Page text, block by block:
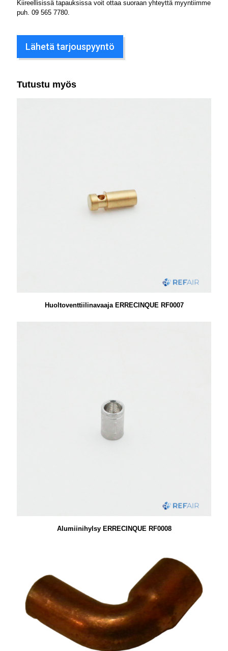
Kiireellisissä tapauksissa voit ottaa suoraan yhteyttä myyntiimme
puh. 09 565 7780
Lähetä tarjouspyyntö
Tutustu myös
Huoltoventtiilinavaaja ERRECINQUE RF0007
Alumiinihylsy ERRECINQUE RF0008